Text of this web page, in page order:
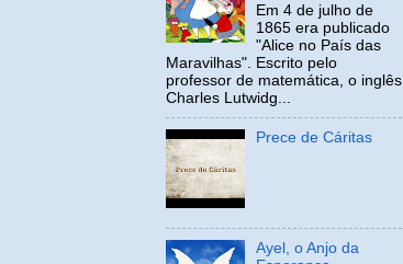
Em 4 de julho de
1865 era publicado
"Alice no País das
Maravilhas". Escrito pelo
professor de matemática, o inglês
Charles Lutwidg...
Prece de Cáritas
Ayel, o Anjo da